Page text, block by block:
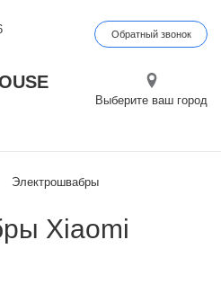
Обратный звонок
Выберите ваш город
Электрошвабры
Xiaomi